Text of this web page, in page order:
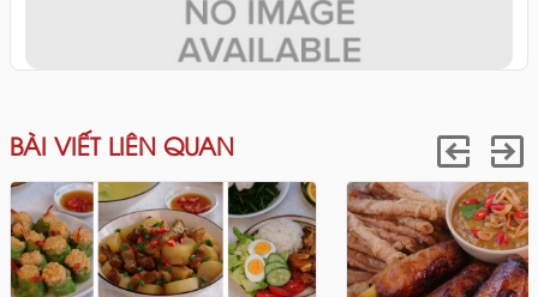
BÀI VIẾT LIÊN QUAN